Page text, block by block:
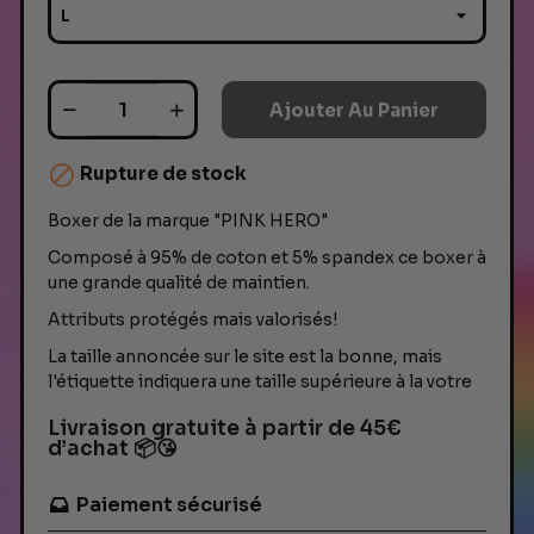
Ajouter Au Panier
 Rupture de stock
Boxer de la marque "PINK HERO"
Composé à 95% de coton et 5% spandex ce boxer à
une grande qualité de maintien.
Attributs protégés mais valorisés!
La taille annoncée sur le site est la bonne, mais
l'étiquette indiquera une taille supérieure à la votre
Livraison gratuite à partir de 45€
d’achat 📦😘
Paiement sécurisé